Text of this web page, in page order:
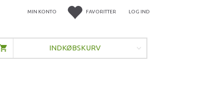
FAVORITTER LOG IND
MIN KONTO
INDKØBSKURV